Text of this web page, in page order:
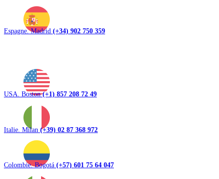
Espagne. Madrid (+34) 902 750 359
USA. Boston(+1) 857 208 72 49
Italie. Milan (+39) 02 87 368 972
Colombie. Bogotá (+57) 601 75 64 047